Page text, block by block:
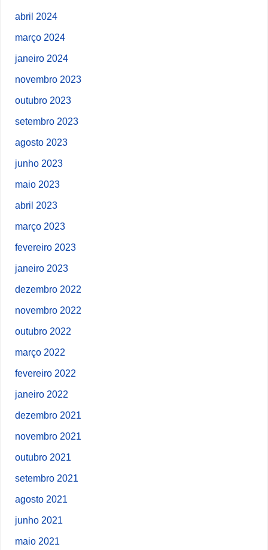
abril 2024
março 2024
janeiro 2024
novembro 2023
outubro 2023
setembro 2023
agosto 2023
junho 2023
maio 2023
abril 2023
março 2023
fevereiro 2023
janeiro 2023
dezembro 2022
novembro 2022
outubro 2022
março 2022
fevereiro 2022
janeiro 2022
dezembro 2021
novembro 2021
outubro 2021
setembro 2021
agosto 2021
junho 2021
maio 2021